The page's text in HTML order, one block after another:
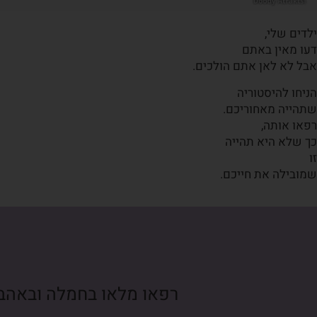
ילדים שלי,
דעו מאין באתם
אבל לא לאן אתם הולכים.
הניחו להיסטוריה
שתהייה מאחוריכם.
רפאו אותה,
כך שלא היא תהייה
זו
שמובילה את חייכם.
רפאו מלאו בחמלה